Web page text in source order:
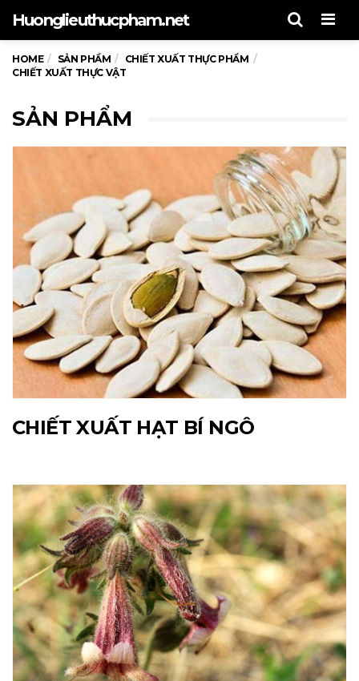
Huonglieuthucpham.net
HOME SẢN PHẨM
CHIẾT XUẤT THỰC PHẨM
CHIẾT XUẤT THỰC VẬT
SẢN PHẨM
CHIẾT XUẤT HẠT BÍ NGÔ